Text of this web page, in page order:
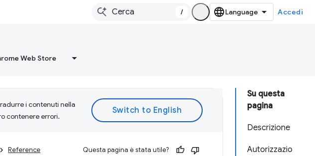
/ Accedi
Web Store
Su questa
pagina
Descrizione
Autorizzazio
i contenuti nella
contenere errori.
Reference Questa pagina è stata utile?